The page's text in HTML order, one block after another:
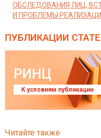
ОБСЛЕДОВАНИЯ ЛИЦ,
И ПРОБЛЕМЫ
ПУБЛИКАЦИИ
РИНЦ
К условиям публикации
Читайте также